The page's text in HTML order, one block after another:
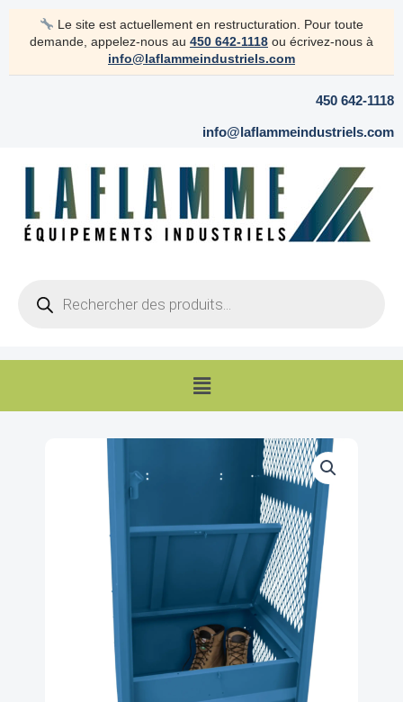
Le site est actuellement en restructuration. Pour toute
demande, appelez-nous au 450 642-1118 ou écrivez-nous à
info@laflammeindustriels.com
450 642-1118
info@laflammeindustriels.com
search
Menu